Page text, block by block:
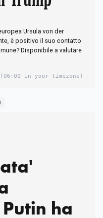
Ursula von der
è positivo il suo contatto
Disponibile a valutare
(06:00 in your timezone)
ha